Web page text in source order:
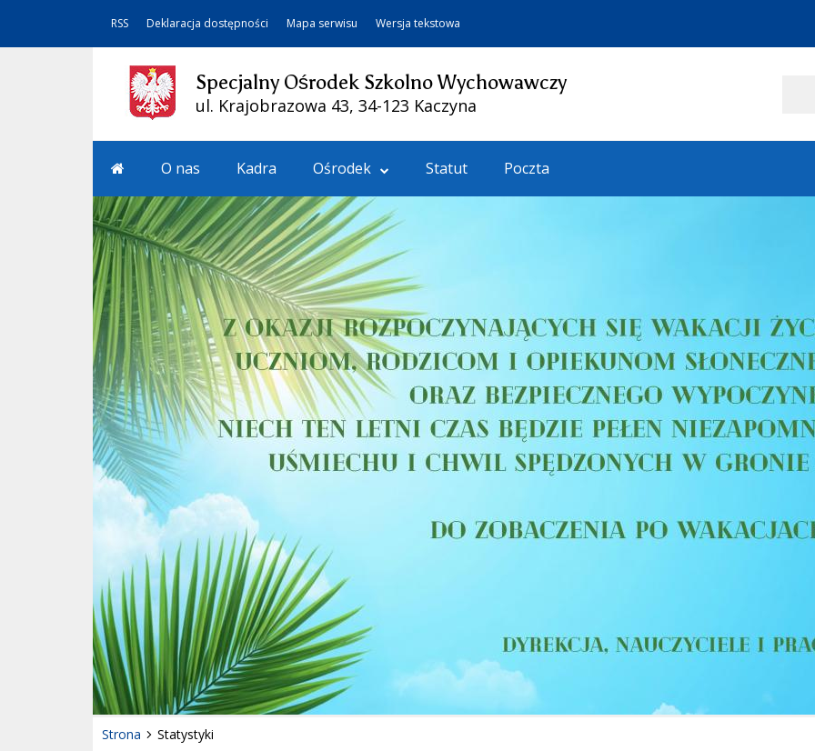
RSS Deklaracja dostępności Mapa serwisu Wersja tekstowa
Specjalny Ośrodek Szkolno Wychowawczy
ul. Krajobrazowa 43, 34-123 Kaczyna
O nas Kadra Ośrodek Statut Poczta
Strona Statystyki